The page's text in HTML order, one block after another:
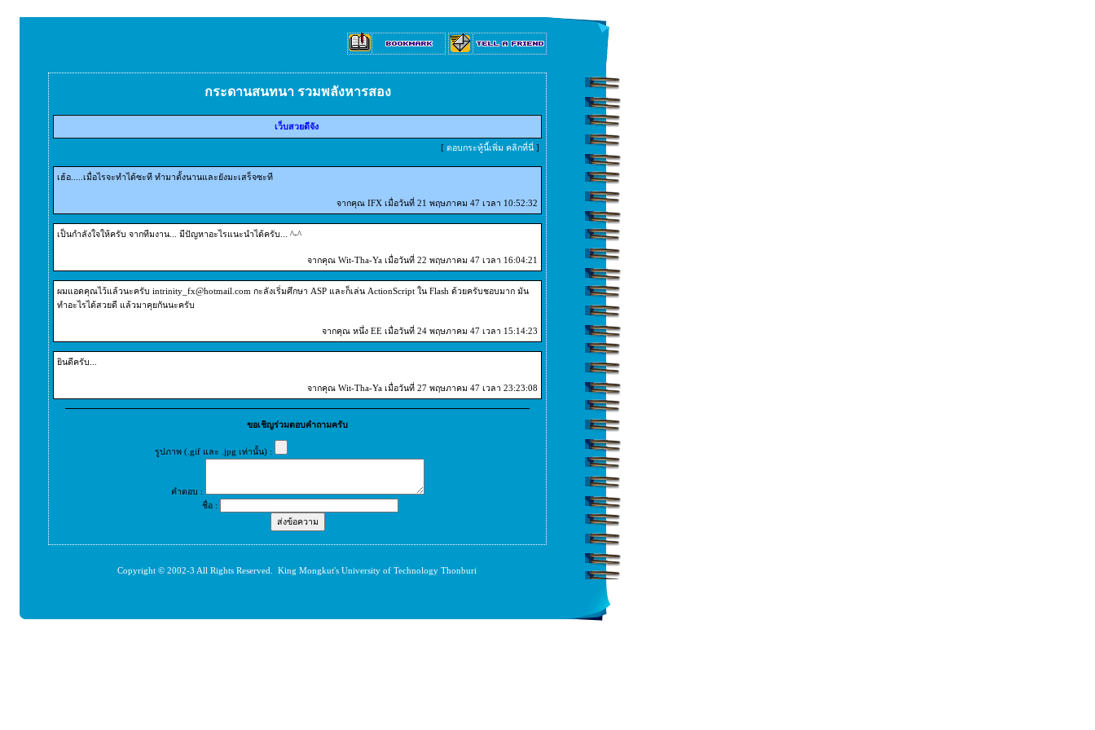
กระดานสนทนา รวมพลังหารสอง
เว็บสวยดีจัง
[ ตอบกระทู้นี้เพิ่ม คลิกที่นี่ ]
เฮ้อ.....เมื่อไรจะทำได้ซะที ทำมาตั้งนานและยังมะเสร็จซะที
จากคุณ IFX เมื่อวันที่ 21 พฤษภาคม 47 เวลา 10:52:32
เป็นกำลังใจให้ครับ จากทีมงาน... มีปัญหาอะไรแนะนำได้ครับ... ^-^
จากคุณ Wit-Tha-Ya เมื่อวันที่ 22 พฤษภาคม 47 เวลา 16:04:21
ผมแอดคุณไว้แล้วนะครับ intrinity_fx@hotmail.com กะลังเริ่มศึกษา ASP และก็เล่น ActionScript ใน Flash ด้วยครับชอบมาก มัน
ทำอะไรได้สวยดี แล้วมาคุยกันนะครับ
จากคุณ หนึ่ง EE เมื่อวันที่ 24 พฤษภาคม 47 เวลา 15:14:23
ยินดีครับ...
จากคุณ Wit-Tha-Ya เมื่อวันที่ 27 พฤษภาคม 47 เวลา 23:23:08
ขอเชิญร่วมตอบคำถามครับ
รูปภาพ (.gif และ .jpg เท่านั้น) :
คำตอบ :
ชื่อ :
Copyright © 2002-3 All Rights Reserved. King Mongkut's University of Technology Thonburi